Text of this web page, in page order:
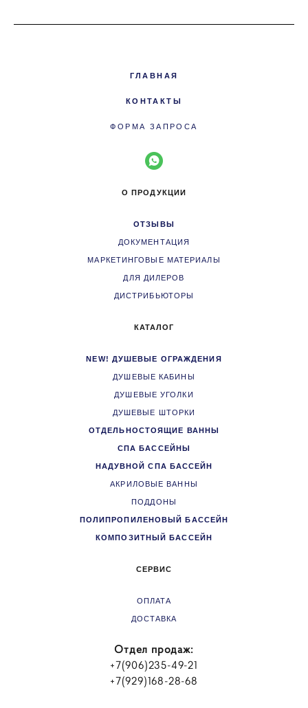
ГЛАВНАЯ
КОНТАКТЫ
ФОРМА ЗАПРОСА
О ПРОДУКЦИИ
ОТЗЫВЫ
ДОКУМЕНТАЦИЯ
МАРКЕТИНГОВЫЕ МАТЕРИАЛЫ
ДЛЯ ДИЛЕРОВ
ДИСТРИБЬЮТОРЫ
КАТАЛОГ
NEW! ДУШЕВЫЕ ОГРАЖДЕНИЯ
ДУШЕВЫЕ КАБИНЫ
ДУШЕВЫЕ УГОЛКИ
ДУШЕВЫЕ ШТОРКИ
ОТДЕЛЬНОСТОЯЩИЕ ВАННЫ
СПА БАССЕЙНЫ
НАДУВНОЙ СПА БАССЕЙН
АКРИЛОВЫЕ ВАННЫ
ПОДДОНЫ
ПОЛИПРОПИЛЕНОВЫЙ БАССЕЙН
КОМПОЗИТНЫЙ БАССЕЙН
СЕРВИС
ОПЛАТА
ДОСТАВКА
Отдел продаж:
+7(906)235-49-21
+7(929)168-28-68